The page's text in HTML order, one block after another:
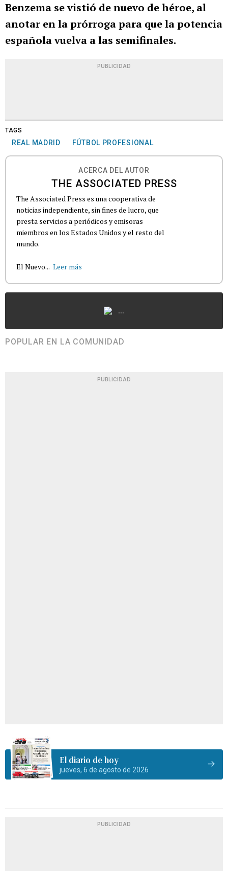
Benzema se vistió de nuevo de héroe, al
anotar en la prórroga para que la potencia
española vuelva a las semifinales.
PUBLICIDAD
TAGS
REAL MADRID FÚTBOL PROFESIONAL
ACERCA DEL AUTOR
THE ASSOCIATED PRESS
The Associated Press es una cooperativa de
noticias independiente, sin fines de lucro, que
presta servicios a periódicos y emisoras
miembros en los Estados Unidos y el resto del
mundo.
El Nuevo... Leer más
...
POPULAR EN LA COMUNIDAD
PUBLICIDAD
El diario de hoy
jueves, 6 de agosto de 2026
PUBLICIDAD